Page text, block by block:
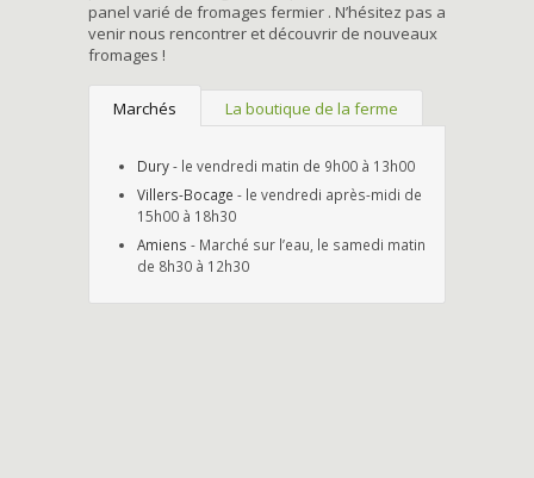
panel varié de fromages fermier . N’hésitez pas a
venir nous rencontrer et découvrir de nouveaux
fromages !
Marchés La boutique de la ferme
Dury- le vendredi matin de 9h00 à 13h00
Villers-Bocage - le vendredi après-midi de
15h00 à 18h30
Amiens - Marché sur l’eau, le samedi matin
de 8h30 à 12h30